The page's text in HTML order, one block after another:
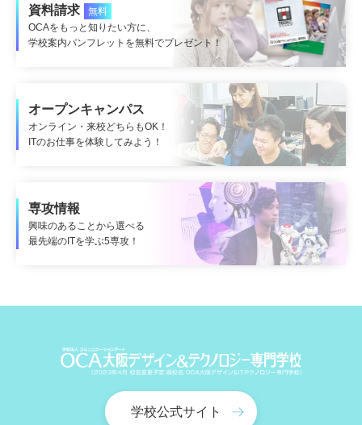
資料請求
無料
OCAをもっと知りたい方に、
学校案内パンフレットを無料でプレゼント！
オープンキャンパス
オンライン・来校どちらもOK！
ITのお仕事を体験してみよう！
専攻情報
興味のあることから選べる
最先端のITを学ぶ5専攻！
学校公式サイト